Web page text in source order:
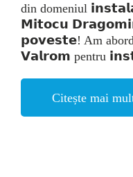
din domeniul
𝗠𝗶𝘁𝗼𝗰𝘂
𝗽𝗼𝘃𝗲𝘀𝘁𝗲! Am
𝗩𝗮𝗹𝗿𝗼𝗺 pentru
Citește mai